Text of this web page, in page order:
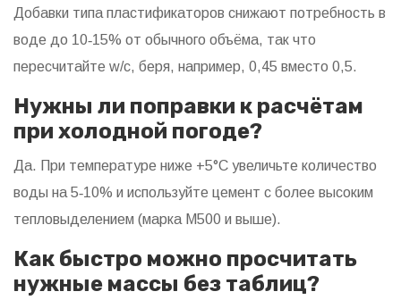
Добавки типа пластификаторов снижают потребность в
воде до 10‑15% от обычного объёма, так что
пересчитайте w/c, беря, например, 0,45 вместо 0,5.
Нужны ли поправки к расчётам
при холодной погоде?
Да. При температуре ниже +5°C увеличьте количество
воды на 5‑10% и используйте цемент с более высоким
тепловыделением (марка М500 и выше).
Как быстро можно просчитать
нужные массы без таблиц?